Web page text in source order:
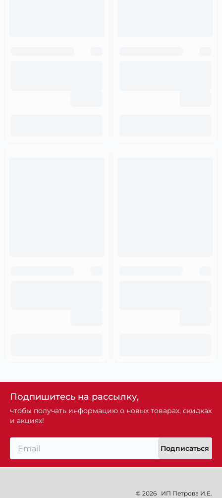
Подпишитесь на рассылку,
чтобы получать информацию о новых товарах, скидках
и акциях!
Подписаться
© 2026 ИП Петрова И.Е.